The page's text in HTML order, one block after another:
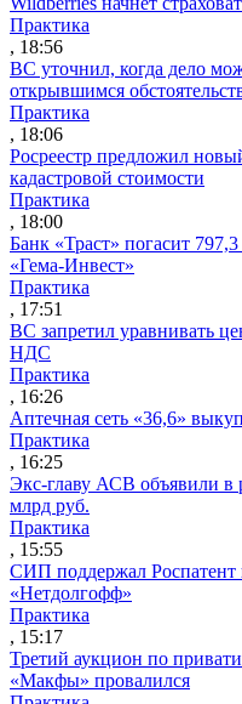
Практика
, 18:56
ВС уточнил, когда дело
открывшимся
Практика
, 18:06
Росреестр предложил
кадастровой стоимости
Практика
, 18:00
Банк «Траст» погасит
«Гема-Инвест»
Практика
, 17:51
ВС запретил уравнивать
НДС
Практика
, 16:26
Аптечная сеть «36,6»
Практика
, 16:25
Экс-главу АСВ объявили в
млрд руб.
Практика
, 15:55
СИП поддержал Роспатент
«Нетдолгофф»
Практика
, 15:17
Третий аукцион по
«Макфы» провалился